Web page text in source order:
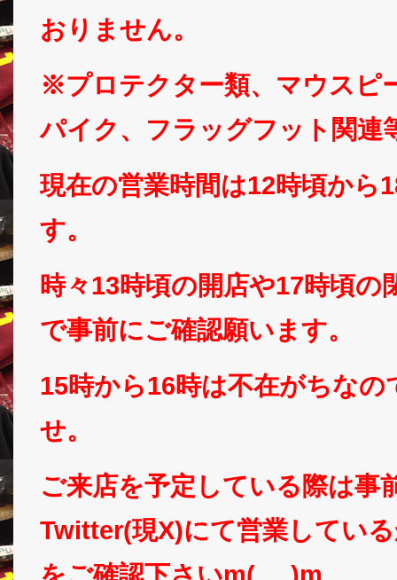
おりません。
※プロテクター類、マウスピ
パイク、フラッグフット関連
現在の営業時間は12時頃から
す。
時々13時頃の開店や17時頃の
で事前にご確認願います。
15時から16時は不在がちなの
せ。
ご来店を予定している際は事
Twitter(現X)にて営業してい
をご確認下さいm(_ _)m